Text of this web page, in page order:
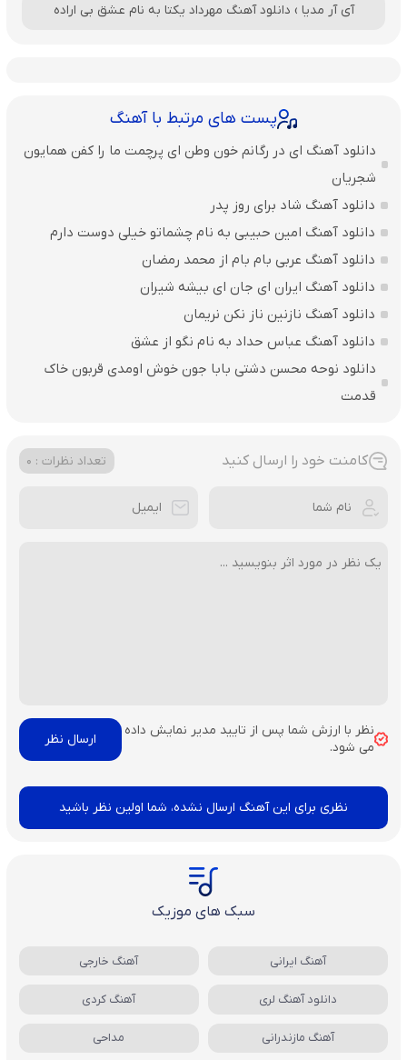
آی آر مدیا › دانلود آهنگ مهرداد یکتا به نام عشق بی اراده
پست های مرتبط با آهنگ
دانلود آهنگ ای در رگانم خون وطن ای پرچمت ما را کفن همایون
شجریان
دانلود آهنگ شاد برای روز پدر
دانلود آهنگ امین حبیبی به نام چشماتو خیلی دوست دارم
دانلود آهنگ عربی بام بام از محمد رمضان
دانلود آهنگ ایران ای جان ای بیشه شیران
دانلود آهنگ نازنین ناز نکن نریمان
دانلود آهنگ عباس حداد به نام نگو از عشق
دانلود نوحه محسن دشتی بابا جون خوش اومدی قربون خاک
قدمت
کامنت خود را ارسال کنید تعداد نظرات : 0
نظر با ارزش شما پس از تایید مدیر نمایش داده
می شود.
نظری برای این آهنگ ارسال نشده، شما اولین نظر باشید
سبک های موزیک
آهنگ ایرانی آهنگ خارجی
دانلود آهنگ لری آهنگ کردی
آهنگ مازندرانی مداحی